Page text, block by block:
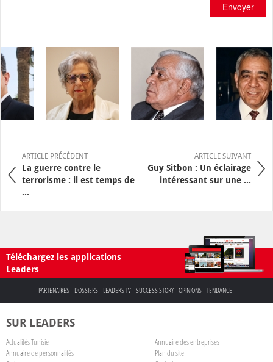
Envoyer
ARTICLE PRÉCÉDENT
La guerre contre le
terrorisme : il est temps de
...
ARTICLE SUIVANT
Guy Sitbon : Un éclairage
intéressant sur une ...
Téléchargez les applications
Leaders
PARTENAIRES DOSSIERS LEADERS TV SUCCESS STORY OPINIONS TENDANCE
SUR LEADERS
Actualités Tunisie
Annuaire des entreprises
Annuaire de personnalités
Plan du site